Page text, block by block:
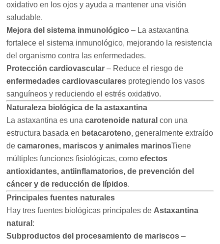
oxidativo en los ojos y ayuda a mantener una visión
saludable.
Mejora del sistema inmunológico – La astaxantina
fortalece el sistema inmunológico, mejorando la resistencia
del organismo contra las enfermedades.
Protección cardiovascular – Reduce el riesgo de
enfermedades cardiovasculares protegiendo los vasos
sanguíneos y reduciendo el estrés oxidativo.
Naturaleza biológica de la astaxantina
La astaxantina es unacarotenoide natural con una
estructura basada en betacaroteno, generalmente extraído
decamarones, mariscos y animales marinosTiene
múltiples funciones fisiológicas, comoefectos
antioxidantes, antiinflamatorios, de prevención del
cáncer y de reducción de lípidos.
Principales fuentes naturales
Hay tres fuentes biológicas principales deAstaxantina
natural :
Subproductos del procesamiento de mariscos –